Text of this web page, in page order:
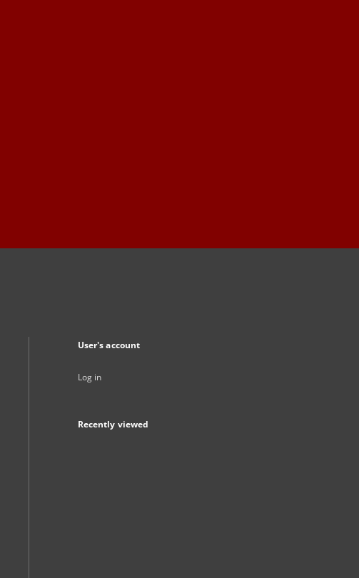
User's account
Log in
Recently viewed